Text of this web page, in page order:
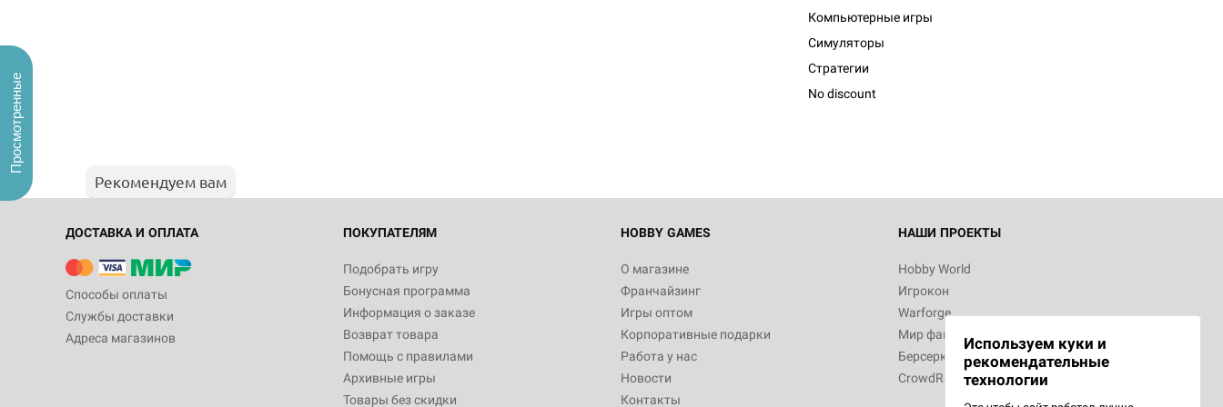
Компьютерные игры
Симуляторы
Стратегии
No discount
Рекомендуем вам
ДОСТАВКА И ОПЛАТА
Способы оплаты
Службы доставки
Адреса магазинов
ПОКУПАТЕЛЯМ
Подобрать игру
Бонусная программа
Информация о заказе
Возврат товара
Помощь с правилами
Архивные игры
Товары без скидки
HOBBY GAMES
О магазине
Франчайзинг
Игры оптом
Корпоративные подарки
Работа у нас
Новости
Контакты
НАШИ ПРОЕКТЫ
Hobby World
Игрокон
Warforge
Мир фантастики
Берсерк
CrowdRepublic
Используем куки и
рекомендательные
технологии
Просмотренные
Настольная игра Hobby World Монстры
Белая смерть
12 990
Настольная игра Hobby World Берсерк.
3 490